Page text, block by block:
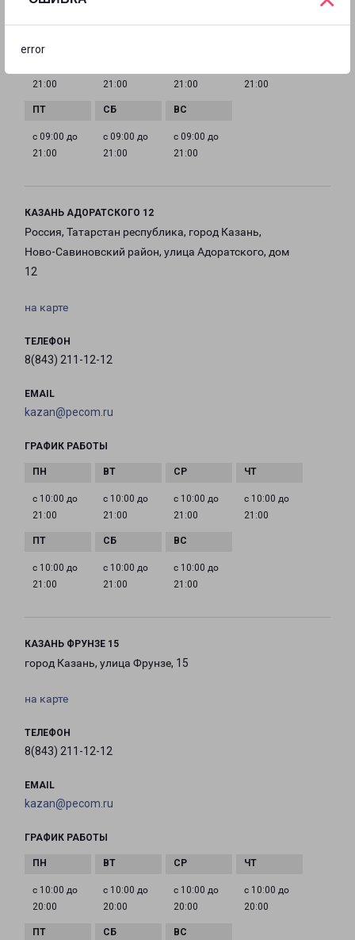
error
21:00
21:00
21:00
21:00
с 09:00 до
21:00
с 09:00 до
21:00
с 09:00 до
21:00
КАЗАНЬ АДОРАТСКОГО 12
Россия, Татарстан республика, город Казань,
Ново-Савиновский район, улица Адоратского, дом
12
на карте
ТЕЛЕФОН
8(843) 211-12-12
EMAIL
kazan@pecom.ru
ГРАФИК РАБОТЫ
с 10:00 до
21:00
с 10:00 до
21:00
с 10:00 до
21:00
с 10:00 до
21:00
с 10:00 до
21:00
с 10:00 до
21:00
с 10:00 до
21:00
КАЗАНЬ ФРУНЗЕ 15
город Казань, улица Фрунзе, 15
на карте
ТЕЛЕФОН
8(843) 211-12-12
EMAIL
kazan@pecom.ru
ГРАФИК РАБОТЫ
с 10:00 до
20:00
с 10:00 до
20:00
с 10:00 до
20:00
с 10:00 до
20:00